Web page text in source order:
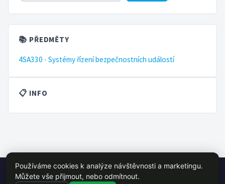
📚 PŘEDMĚTY
4SA330 - Systémy řízení bezpečnostních událostí
📋 INFO
© 2026 VŠE Wiki - studentský projekt, není oficálně spojen s VŠE
Používáme cookies k analýze návštěvnosti a marketingu.
Můžete vše přijmout, nebo odmítnout.